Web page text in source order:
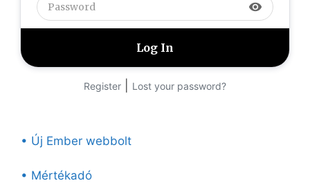
visibility
Register Lost your password?
• Új Ember webbolt
• Mértékadó